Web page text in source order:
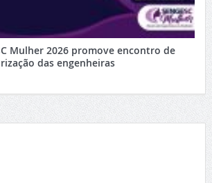
Mulher 2026 promove encontro de
das engenheiras